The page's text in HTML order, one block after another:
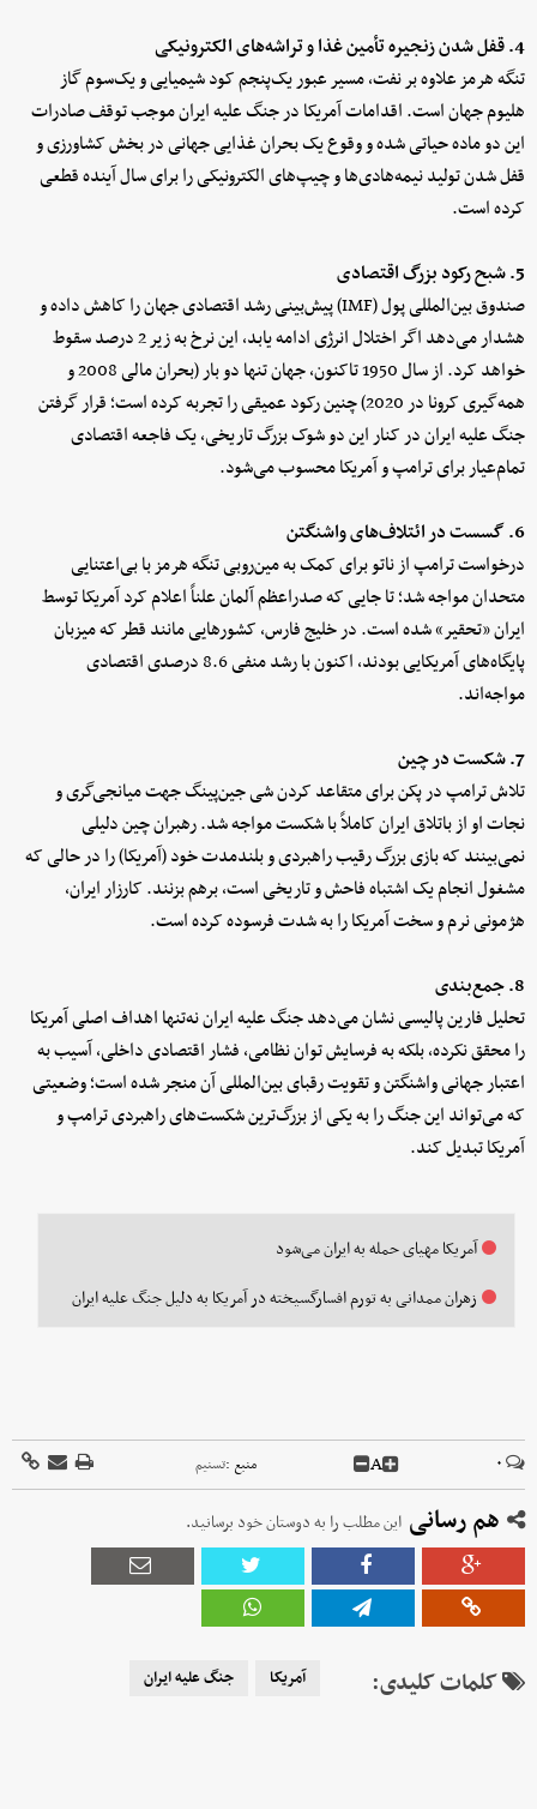
4. قفل شدن زنجیره تأمین غذا و تراشه‌های الکترونیکی
تنگه هرمز علاوه بر نفت، مسیر عبور یک‌پنجم کود شیمیایی و یک‌سوم گاز
هلیوم جهان است. اقدامات آمریکا در جنگ علیه ایران موجب توقف صادرات
این دو ماده حیاتی شده و وقوع یک بحران غذایی جهانی در بخش کشاورزی و
قفل شدن تولید نیمه‌هادی‌ها و چیپ‌های الکترونیکی را برای سال آینده قطعی
کرده است.
5. شبح رکود بزرگ اقتصادی
صندوق بین‌المللی پول (IMF) پیش‌بینی رشد اقتصادی جهان را کاهش داده و
هشدار می‌دهد اگر اختلال انرژی ادامه یابد، این نرخ به زیر 2 درصد سقوط
خواهد کرد. از سال 1950 تاکنون، جهان تنها دو بار (بحران مالی 2008 و
همه‌گیری کرونا در 2020) چنین رکود عمیقی را تجربه کرده است؛ قرار گرفتن
جنگ علیه ایران در کنار این دو شوک بزرگ تاریخی، یک فاجعه اقتصادی
تمام‌عیار برای ترامپ و آمریکا محسوب می‌شود.
6. گسست در ائتلاف‌های واشنگتن
درخواست ترامپ از ناتو برای کمک به مین‌روبی تنگه هرمز با بی‌اعتنایی
متحدان مواجه شد؛ تا جایی که صدراعظم آلمان علناً اعلام کرد آمریکا توسط
ایران «تحقیر» شده است. در خلیج فارس، کشورهایی مانند قطر که میزبان
پایگاه‌های آمریکایی بودند، اکنون با رشد منفی 8.6 درصدی اقتصادی
مواجه‌اند.
7. شکست در چین
تلاش ترامپ در پکن برای متقاعد کردن شی جین‌پینگ جهت میانجی‌گری و
نجات او از باتلاق ایران کاملاً با شکست مواجه شد. رهبران چین دلیلی
نمی‌بینند که بازی بزرگ رقیب راهبردی و بلندمدت خود (آمریکا) را در حالی که
مشغول انجام یک اشتباه فاحش و تاریخی است، برهم بزنند. کارزار ایران،
هژمونی نرم و سخت آمریکا را به شدت فرسوده کرده است.
8. جمع‌بندی
تحلیل فارین پالیسی نشان می‌دهد جنگ علیه ایران نه‌تنها اهداف اصلی آمریکا
را محقق نکرده، بلکه به فرسایش توان نظامی، فشار اقتصادی داخلی، آسیب به
اعتبار جهانی واشنگتن و تقویت رقبای بین‌المللی آن منجر شده است؛ وضعیتی
که می‌تواند این جنگ را به یکی از بزرگ‌ترین شکست‌های راهبردی ترامپ و
آمریکا تبدیل کند.
آمریکا مهیای حمله به ایران می‌شود
زهران ممدانی به تورم افسارگسیخته در آمریکا به دلیل جنگ علیه ایران
۰ A منبع :تسنیم
هم رسانی این مطلب را به دوستان خود برسانید.
کلمات کلیدی: آمریکا جنگ علیه ایران